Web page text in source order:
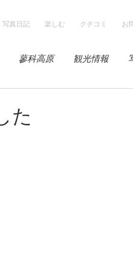
写真日記 楽しむ クチコミ お
蓼科高原 観光情報
た